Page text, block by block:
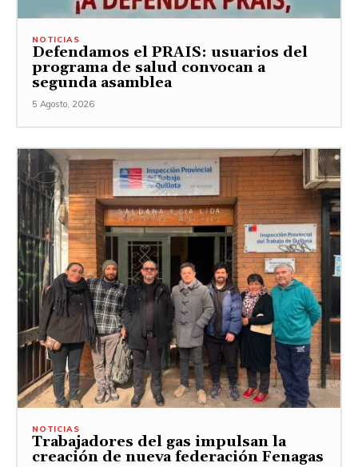
NOTICIAS
Defendamos el PRAIS: usuarios del
programa de salud convocan a
segunda asamblea
5 Agosto, 2026
NOTICIAS
Trabajadores del gas impulsan la
creación de nueva federación Fenagas